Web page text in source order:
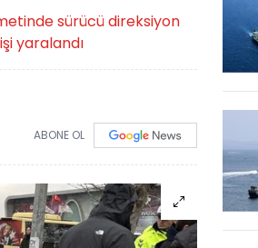
sürücü direksiyon
yaralandı
ABONE OL